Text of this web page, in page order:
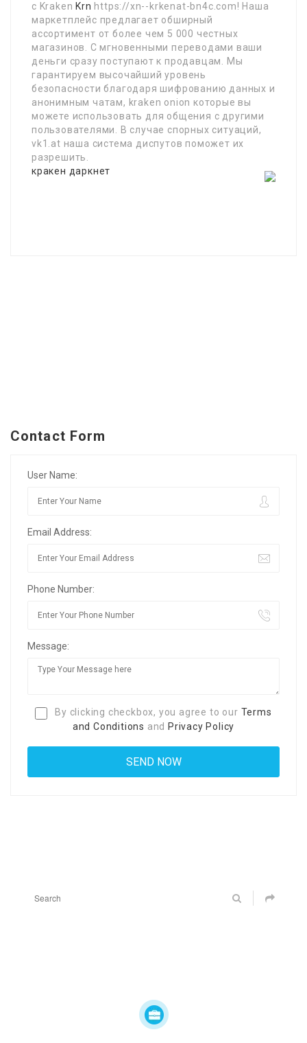
с Kraken Krn https://xn--krkenat-bn4c.com! Наша
маркетплейс предлагает обширный
ассортимент от более чем 5 000 честных
магазинов. С мгновенными переводами ваши
деньги сразу поступают к продавцам. Мы
гарантируем высочайший уровень
безопасности благодаря шифрованию данных и
анонимным чатам, kraken onion которые вы
можете использовать для общения с другими
пользователями. В случае спорных ситуаций,
vk1.at наша система диспутов поможет их
разрешить.
кракен даркнет
Contact Form
User Name:
Email Address:
Phone Number:
Message:
By clicking checkbox, you agree to our Terms
and Conditions and Privacy Policy